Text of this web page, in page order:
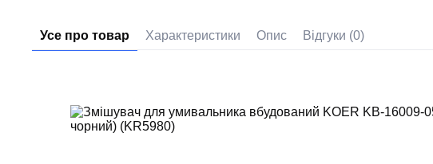
Усе про товар Характеристики Опис Відгуки (0)